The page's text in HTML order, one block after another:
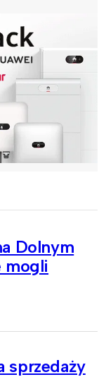
Dolnym
mogli
sprzedaży